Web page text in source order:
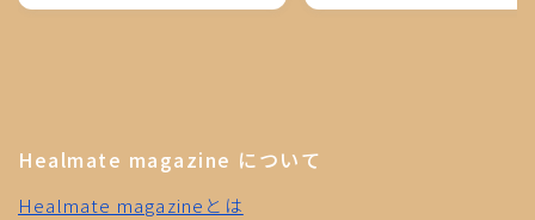
Healmate magazine について
Healmate magazineとは